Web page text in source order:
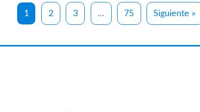
1 2 3 … 75 Siguiente »